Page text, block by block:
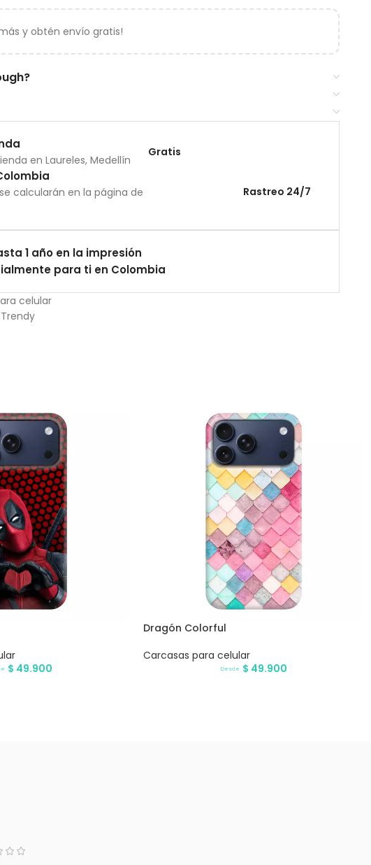
y obtén envío gratis!
en Laureles, Medellín
Gratis
calcularán en la página de
Rastreo 24/7
1 año en la impresión
para ti en Colombia
celular
Trendy
$ 49.900
Dragón Colorful
Carcasas para celular
Desde $ 49.900